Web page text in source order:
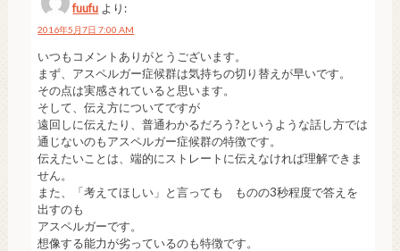
fuufu より:
2016年5月7日 7:00 AM
いつもコメントありがとうございます。
まず、アスペルガー症候群は気持ちの切り替えが早いです。
その点は実感されていると思います。
そして、伝え方についてですが
遠回しに伝えたり、普通わかるだろう?というような話し方では
通じないのもアスペルガー症候群の特徴です。
伝えたいことは、端的にストレートに伝えなければ理解できま
せん。
また、「考えてほしい」と言っても ものの3秒程度で答えを
出すのも
アスペルガーです。
想像する能力が劣っているのも特徴です。